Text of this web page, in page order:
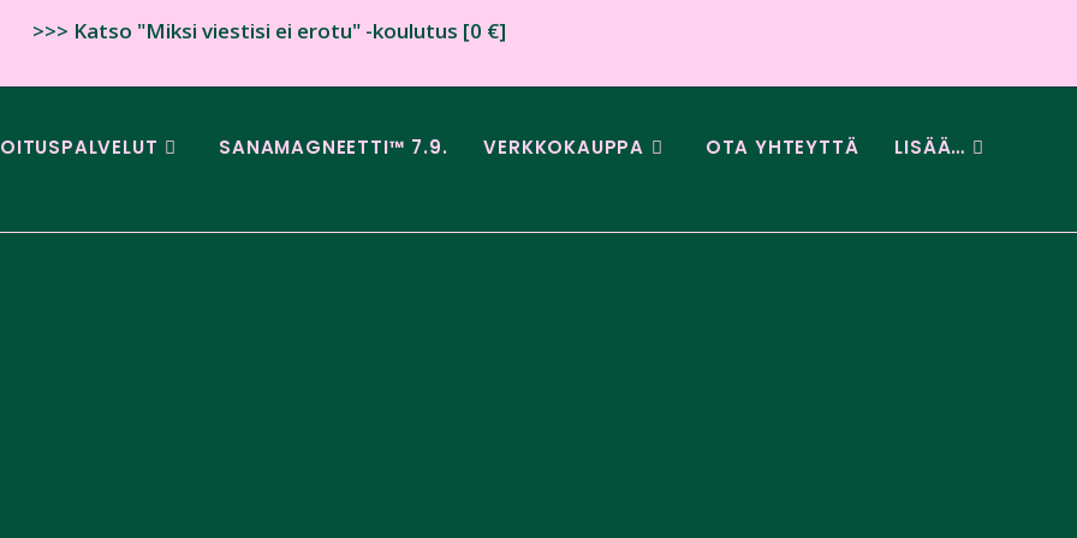
>>> Katso "Miksi viestisi ei erotu" -koulutus [0 €]
SANAMAGNEETTI™ 7.9. VERKKOKAUPPA OTA YHTEYTTÄ LISÄÄ…